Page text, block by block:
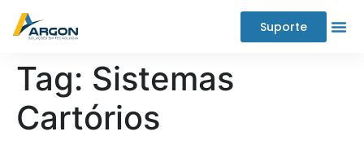
Suporte
Tag: Sistemas
Cartórios